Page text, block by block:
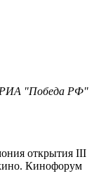
"Победа РФ"
открытия III
Кинофорум